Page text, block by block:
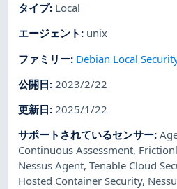
タイプ: Local
エージェント : unix
ファミリー: Debian Local
公開日: 2023/2/22
更新日:2025/1/22
サポートされているセンサー:
Continuous Assessment,
Nessus Agent,Tenable Cloud
Hosted Container Security,